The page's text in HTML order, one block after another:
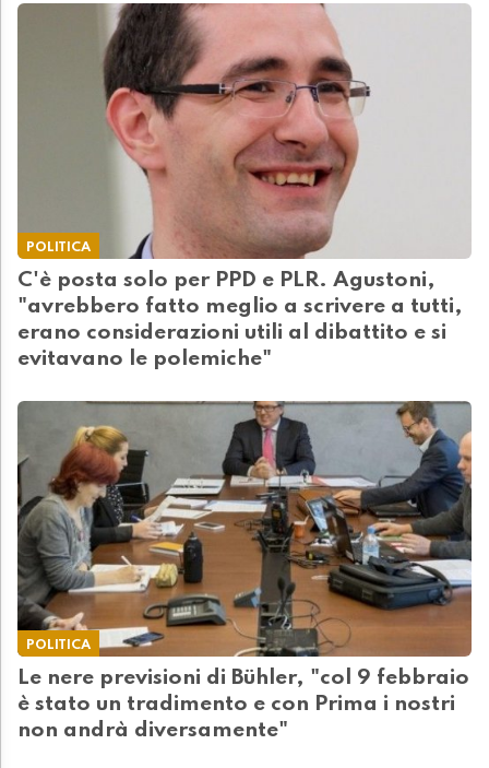
POLITICA
C'è posta solo per PPD e PLR. Agustoni,
"avrebbero fatto meglio a scrivere a tutti,
erano considerazioni utili al dibattito e si
evitavano le polemiche"
POLITICA
Le nere previsioni di Bühler, "col 9 febbraio
è stato un tradimento e con Prima i nostri
non andrà diversamente"